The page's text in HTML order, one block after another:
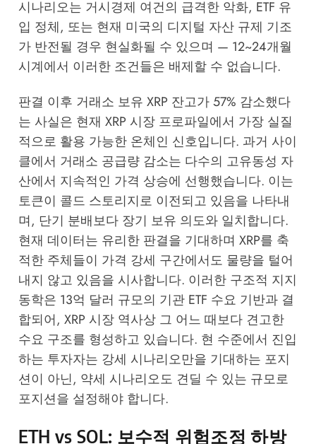
시나리오는 거시경제 여건의 급격한 악화, ETF 유
입 정체, 또는 현재 미국의 디지털 자산 규제 기조
가 반전될 경우 현실화될 수 있으며 — 12~24개월
시계에서 이러한 조건들은 배제할 수 없습니다.
판결 이후 거래소 보유 XRP 잔고가 57% 감소했다
는 사실은 현재 XRP 시장 프로파일에서 가장 실질
적으로 활용 가능한 온체인 신호입니다. 과거 사이
클에서 거래소 공급량 감소는 다수의 고유동성 자
산에서 지속적인 가격 상승에 선행했습니다. 이는
토큰이 콜드 스토리지로 이전되고 있음을 나타내
며, 단기 분배보다 장기 보유 의도와 일치합니다.
현재 데이터는 유리한 판결을 기대하며 XRP를 축
적한 주체들이 가격 강세 구간에서도 물량을 털어
내지 않고 있음을 시사합니다. 이러한 구조적 지지
동학은 13억 달러 규모의 기관 ETF 수요 기반과 결
합되어, XRP 시장 역사상 그 어느 때보다 견고한
수요 구조를 형성하고 있습니다. 현 수준에서 진입
하는 투자자는 강세 시나리오만을 기대하는 포지
션이 아닌, 약세 시나리오도 견딜 수 있는 규모로
포지션을 설정해야 합니다.
ETH vs SOL: 보수적 위험조정 하방